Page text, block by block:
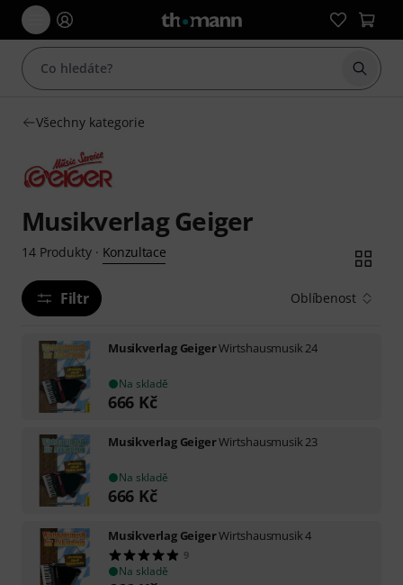
Začít
Všechny kategorie
Musikverlag Geiger
14 Produkty· Konzultace
Filtr Oblíbenost
Musikverlag GeigerWirtshausmusik 24
Na skladě
666 Kč
Musikverlag GeigerWirtshausmusik 23
Na skladě
666 Kč
Musikverlag GeigerWirtshausmusik 4
9
Na skladě